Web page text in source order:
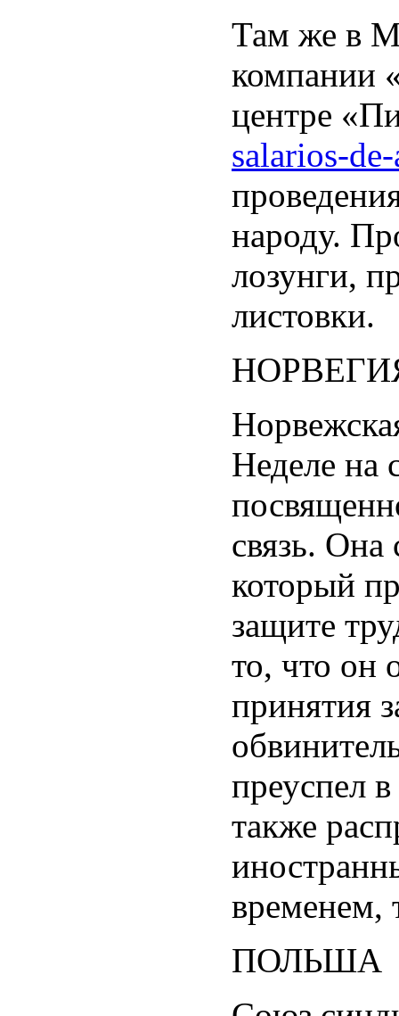
Там же в
компании
центре
salarios-
народу.
лозунги,
листовки.
Неделе на
связь.
который
защите
то, что он
принятия
преуспел
также
временем,
ПОЛЬША